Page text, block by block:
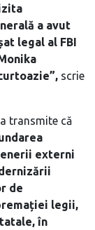
a avut
legal al FBI
scrie
transmite că
externi
de
legii,
în